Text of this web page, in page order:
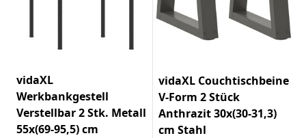
vidaXL
Werkbankgestell
Verstellbar 2 Stk. Metall
55x(69-95,5) cm
vidaXL Couchtischbeine
V-Form 2 Stück
Anthrazit 30x(30-31,3)
cm Stahl